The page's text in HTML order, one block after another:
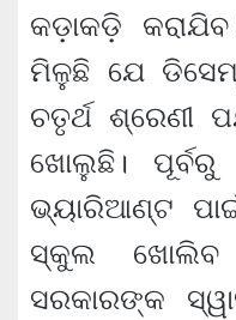
କଡ଼ାକଡ଼ି
ମିଳୁଛି ଯେ
ଚତୃର୍ଥ ଶ୍ରେଣୀ
ଖୋଲୁଛି।
ଭ୍ୟାରିଆଣ୍ଟ
ସ୍କୁଲ ଖୋଲିବ
ସରକାରଙ୍କ